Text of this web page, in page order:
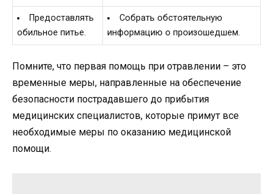
Предоставлять
обильное питье.
Собрать обстоятельную
информацию о произошедшем.
Помните, что первая помощь при отравлении – это
временные меры, направленные на обеспечение
безопасности пострадавшего до прибытия
медицинских специалистов, которые примут все
необходимые меры по оказанию медицинской
помощи.